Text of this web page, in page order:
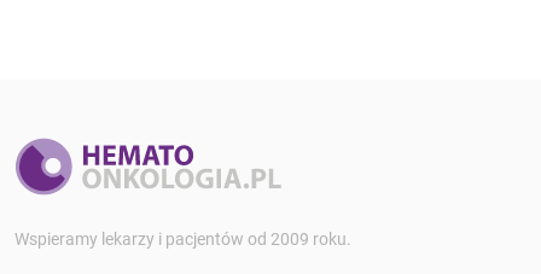
Wspieramy lekarzy i pacjentów od 2009 roku.